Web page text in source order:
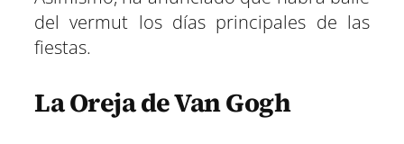
del vermut los días principales de las
fiestas.
La Oreja de Van Gogh